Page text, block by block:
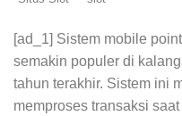
[ad_1] Sistem mobile
semakin populer di
tahun terakhir. Sistem ini
memproses transaksi